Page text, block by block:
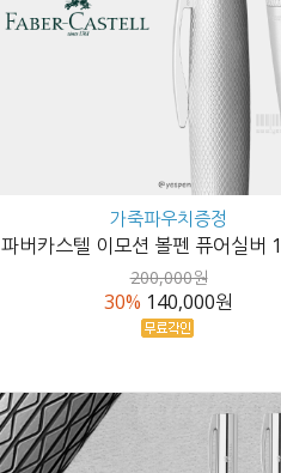
가죽파우치증정
파버카스텔 이모션 볼펜 퓨어실버
200,000원
30% 140,000원